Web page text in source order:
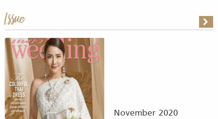
Issue
November 2020